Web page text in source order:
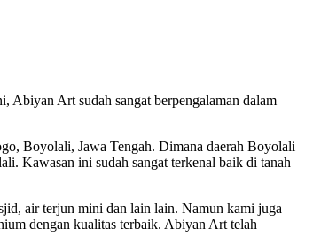
Abiyan Art sudah sangat berpengalaman dalam
Boyolali, Jawa Tengah. Dimana daerah Boyolali
Kawasan ini sudah sangat terkenal baik di tanah
air terjun mini dan lain lain. Namun kami juga
dengan kualitas terbaik. Abiyan Art telah